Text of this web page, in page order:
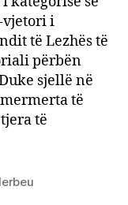
vjetori i
të Lezhës të
përbën
sjellë në
të
të